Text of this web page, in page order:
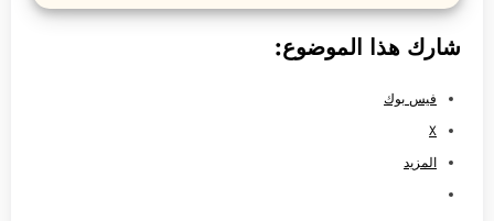
شارك هذا الموضوع:
فيس بوك
X
المزيد